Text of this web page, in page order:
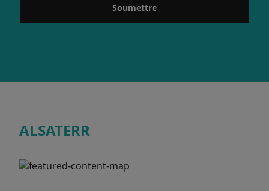
Soumettre
ALSATERR